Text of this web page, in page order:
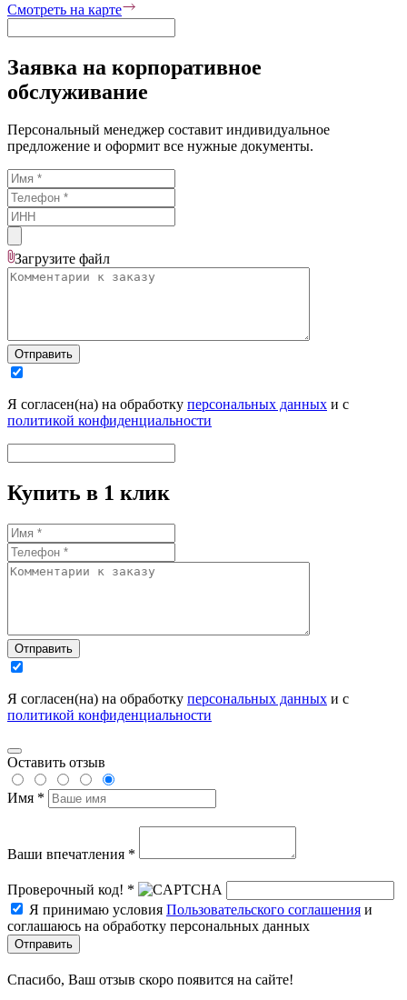
Смотреть на карте
Заявка на корпоративное
обслуживание
Персональный менеджер составит индивидуальное
предложение и оформит все нужные документы.
Загрузите файл
Отправить
Я согласен(на) на обработку персональных данных и с
политикой конфиденциальности
Купить в 1 клик
Отправить
Я согласен(на) на обработку персональных данных и с
политикой конфиденциальности
Оставить отзыв
Имя *
Ваши впечатления *
Проверочный код! *
Я принимаю условия Пользовательского соглашения и
соглашаюсь на обработку персональных данных
Отправить
Спасибо, Ваш отзыв скоро появится на сайте!